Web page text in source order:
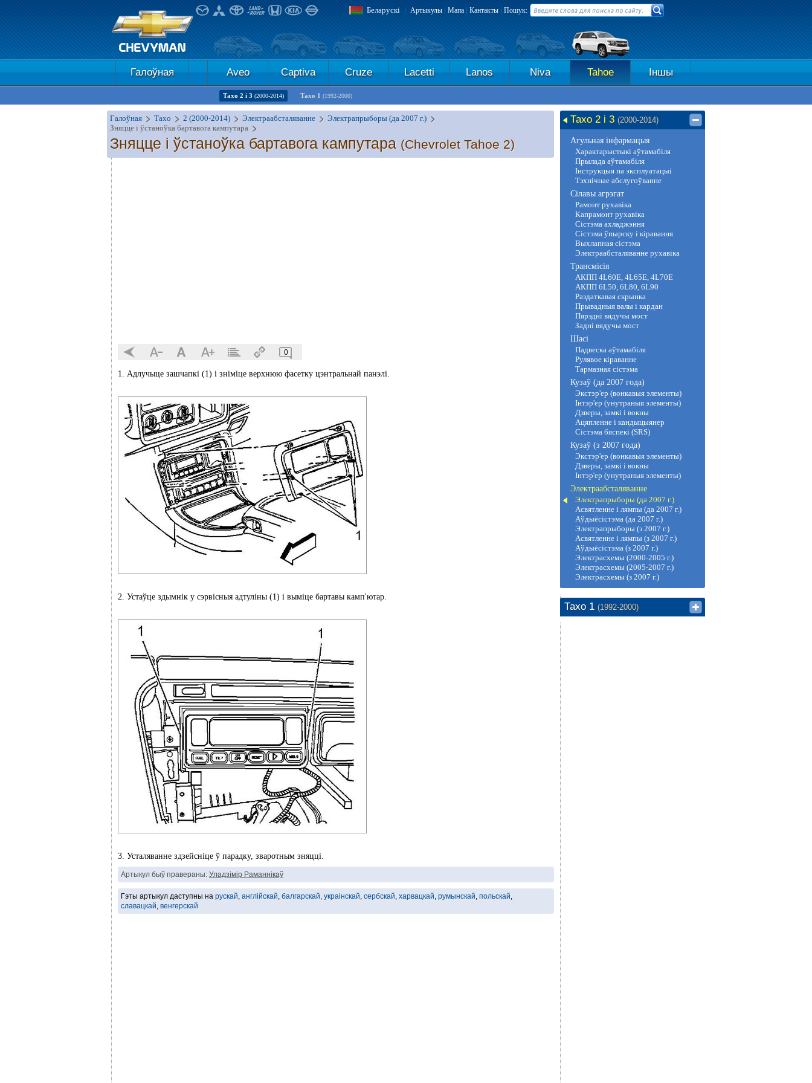
Беларускі | Артыкулы | Мапа | Кантакты | Пошук:
Галоўная Aveo Captiva Cruze Lacetti Lanos Niva Tahoe Іншы
Тахо 2 і 3 (2000-2014) Тахо 1 (1992-2000)
Галоўная Тахо 2 (2000-2014) Электраабсталяванне
Электрапрыборы (да 2007 г.)
Зняцце і ўстаноўка бартавога кампутара
Зняцце і ўстаноўка бартавога кампутара (Chevrolet Tahoe 2)
0
1. Адлучыце зашчапкі (1) і зніміце верхнюю фасетку цэнтральнай панэлі.
2. Устаўце здымнік у сэрвісныя адтуліны (1) і выміце бартавы камп'ютар.
3. Усталяванне здзейсніце ў парадку, зваротным зняцці.
Артыкул быў правераны: Уладзімір Раманнікаў
Гэты артыкул даступны на рускай, англійскай, балгарскай, украінскай, сербскай, харвацкай, румынскай, польскай,
славацкай, венгерскай
Тахо 2 і 3 (2000-2014)
Агульная інфармацыя
Характарыстыкі аўтамабіля
Прылада аўтамабіля
Інструкцыя па эксплуатацыі
Тэхнічнае абслугоўванне
Сілавы агрэгат
Рамонт рухавіка
Капрамонт рухавіка
Сістэма ахладжэння
Сістэма ўпырску і кіравання
Выхлапная сістэма
Электраабсталяванне рухавіка
Трансмісія
АКПП 4L60E, 4L65E, 4L70E
АКПП 6L50, 6L80, 6L90
Раздаткавая скрынка
Прывадныя валы і кардан
Пярэдні вядучы мост
Задні вядучы мост
Шасі
Падвеска аўтамабіля
Рулявое кіраванне
Тармазная сістэма
Кузаў (да 2007 года)
Экстэр'ер (вонкавыя элементы)
Інтэр'ер (унутраныя элементы)
Дзверы, замкі і вокны
Ацяпленне і кандыцыянер
Сістэма бяспекі (SRS)
Кузаў (з 2007 года)
Экстэр'ер (вонкавыя элементы)
Дзверы, замкі і вокны
Інтэр'ер (унутраныя элементы)
Электраабсталяванне
Электрапрыборы (да 2007 г.)
Асвятленне і лямпы (да 2007 г.)
Аўдыёсістэма (да 2007 г.)
Электрапрыборы (з 2007 г.)
Асвятленне і лямпы (з 2007 г.)
Аўдыёсістэма (з 2007 г.)
Электрасхемы (2000-2005 г.)
Электрасхемы (2005-2007 г.)
Электрасхемы (з 2007 г.)
Тахо 1 (1992-2000)